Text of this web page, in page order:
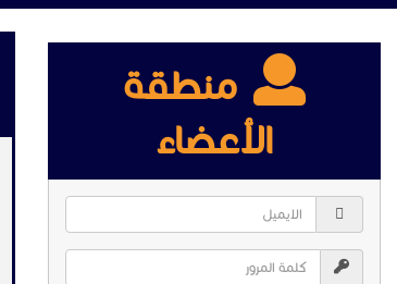
منطقة
الأعضاء